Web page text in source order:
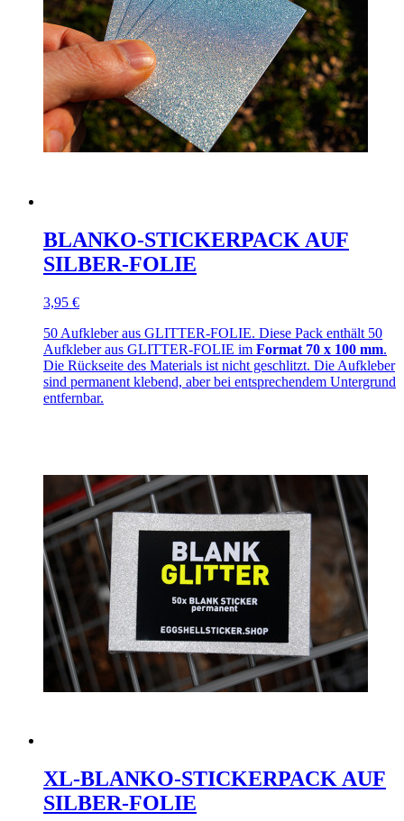
BLANKO-STICKERPACK AUF
SILBER-FOLIE
3,95 €
50 Aufkleber aus GLITTER-FOLIE. Diese Pack enthält 50
Aufkleber aus GLITTER-FOLIE im Format 70 x 100 mm.
Die Rückseite des Materials ist nicht geschlitzt. Die Aufkleber
sind permanent klebend, aber bei entsprechendem Untergrund
entfernbar.
XL-BLANKO-STICKERPACK AUF
SILBER-FOLIE